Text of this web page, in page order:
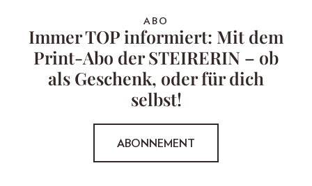
ABO
Immer TOP informiert: Mit dem
Print-Abo der STEIRERIN – ob
als Geschenk, oder für dich
selbst!
ABONNEMENT